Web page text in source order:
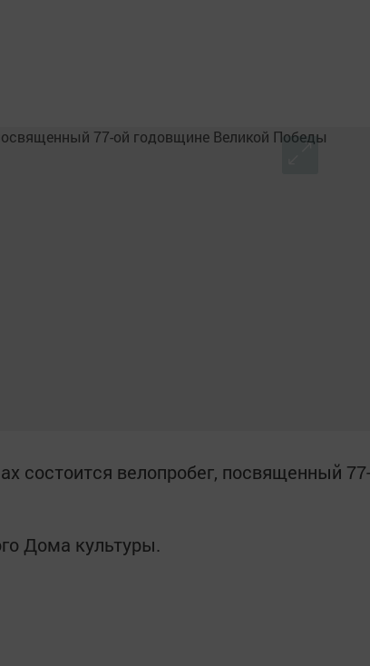
состоится велопробег, посвященный 77-
Дома культуры.